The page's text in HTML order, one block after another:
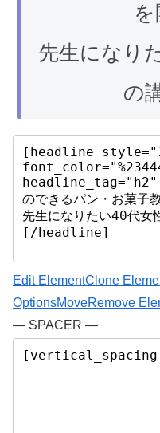
先生になり
の
Edit ElementClone
OptionsMoveRemove
— SPACER —